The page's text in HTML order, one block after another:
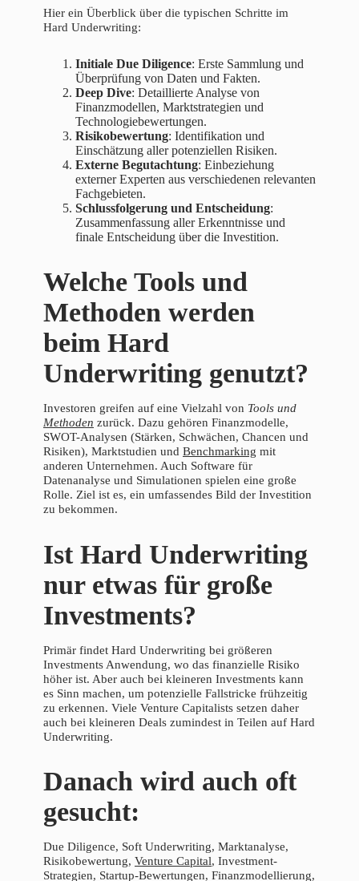
Hier ein Überblick über die typischen Schritte im
Hard Underwriting:
Initiale Due Diligence: Erste Sammlung und
Überprüfung von Daten und Fakten.
Deep Dive: Detaillierte Analyse von
Finanzmodellen, Marktstrategien und
Technologiebewertungen.
Risikobewertung: Identifikation und
Einschätzung aller potenziellen Risiken.
Externe Begutachtung: Einbeziehung
externer Experten aus verschiedenen relevanten
Fachgebieten.
Schlussfolgerung und Entscheidung:
Zusammenfassung aller Erkenntnisse und
finale Entscheidung über die Investition.
Welche Tools und
Methoden werden
beim Hard
Underwriting genutzt?
Investoren greifen auf eine Vielzahl von Tools und
Methoden zurück. Dazu gehören Finanzmodelle,
SWOT-Analysen (Stärken, Schwächen, Chancen und
Risiken), Marktstudien und Benchmarking mit
anderen Unternehmen. Auch Software für
Datenanalyse und Simulationen spielen eine große
Rolle. Ziel ist es, ein umfassendes Bild der Investition
zu bekommen.
Ist Hard Underwriting
nur etwas für große
Investments?
Primär findet Hard Underwriting bei größeren
Investments Anwendung, wo das finanzielle Risiko
höher ist. Aber auch bei kleineren Investments kann
es Sinn machen, um potenzielle Fallstricke frühzeitig
zu erkennen. Viele Venture Capitalists setzen daher
auch bei kleineren Deals zumindest in Teilen auf Hard
Underwriting.
Danach wird auch oft
gesucht:
Due Diligence, Soft Underwriting, Marktanalyse,
Risikobewertung, Venture Capital, Investment-
Strategien, Startup-Bewertungen, Finanzmodellierung,